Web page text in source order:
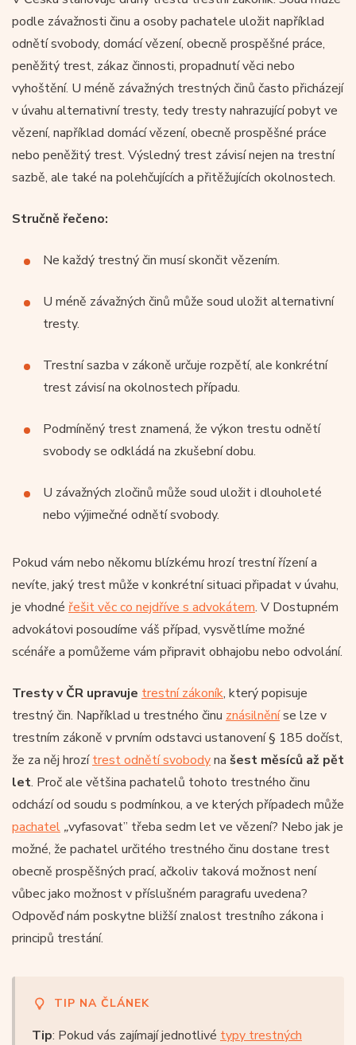
podle závažnosti činu a osoby pachatele uložit například
odnětí svobody, domácí vězení, obecně prospěšné práce,
peněžitý trest, zákaz činnosti, propadnutí věci nebo
vyhoštění. U méně závažných trestných činů často přicházejí
v úvahu alternativní tresty, tedy tresty nahrazující pobyt ve
vězení, například domácí vězení, obecně prospěšné práce
nebo peněžitý trest. Výsledný trest závisí nejen na trestní
sazbě, ale také na polehčujících a přitěžujících okolnostech.
Stručně řečeno:
Ne každý trestný čin musí skončit vězením.
U méně závažných činů může soud uložit alternativní
tresty.
Trestní sazba v zákoně určuje rozpětí, ale konkrétní
trest závisí na okolnostech případu.
Podmíněný trest znamená, že výkon trestu odnětí
svobody se odkládá na zkušební dobu.
U závažných zločinů může soud uložit i dlouholeté
nebo výjimečné odnětí svobody.
Pokud vám nebo někomu blízkému hrozí trestní řízení a
nevíte, jaký trest může v konkrétní situaci připadat v úvahu,
je vhodné řešit věc co nejdříve s advokátem. V Dostupném
advokátovi posoudíme váš případ, vysvětlíme možné
scénáře a pomůžeme vám připravit obhajobu nebo odvolání.
Tresty v ČR upravuje trestní zákoník, který popisuje
trestný čin. Například u trestného činu znásilněníse lze v
trestním zákoně v prvním odstavci ustanovení § 185 dočíst,
že za něj hrozítrest odnětí svobodyna šest měsíců až pět
let. Proč ale většina pachatelů tohoto trestného činu
odchází od soudu s podmínkou, a ve kterých případech může
pachatel „vyfasovat” třeba sedm let ve vězení? Nebo jak je
možné, že pachatel určitého trestného činu dostane trest
obecně prospěšných prací, ačkoliv taková možnost není
vůbec jako možnost v příslušném paragrafu uvedena?
Odpověď nám poskytne bližší znalost trestního zákona i
principů trestání.
TIP NA ČLÁNEK
Tip: Pokud vás zajímají jednotlivé typy trestných